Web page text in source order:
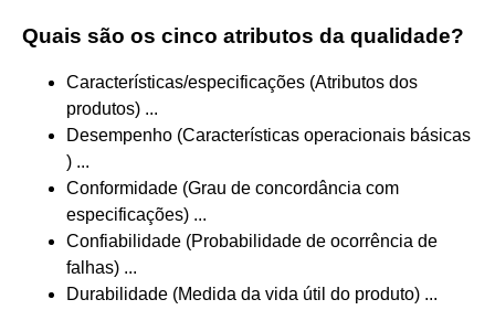
Quais são os cinco atributos da qualidade?
Características/especificações (Atributos dos
produtos) ...
Desempenho (Características operacionais básicas
) ...
Conformidade (Grau de concordância com
especificações) ...
Confiabilidade (Probabilidade de ocorrência de
falhas) ...
Durabilidade (Medida da vida útil do produto) ...